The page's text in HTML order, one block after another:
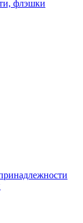
флэшки